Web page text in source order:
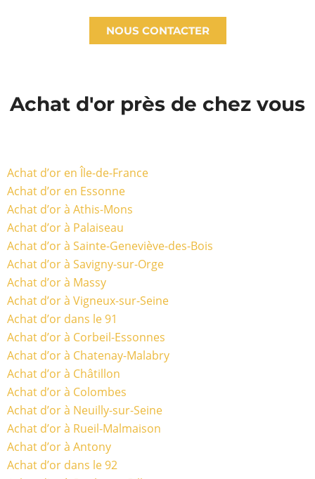
NOUS CONTACTER
Achat d'or près de chez vous
Achat d’or en Île-de-France
Achat d’or en Essonne
Achat d’or à Athis-Mons
Achat d’or à Palaiseau
Achat d’or à Sainte-Geneviève-des-Bois
Achat d’or à Savigny-sur-Orge
Achat d’or à Massy
Achat d’or à Vigneux-sur-Seine
Achat d’or dans le 91
Achat d’or à Corbeil-Essonnes
Achat d’or à Chatenay-Malabry
Achat d’or à Châtillon
Achat d’or à Colombes
Achat d’or à Neuilly-sur-Seine
Achat d’or à Rueil-Malmaison
Achat d’or à Antony
Achat d’or dans le 92